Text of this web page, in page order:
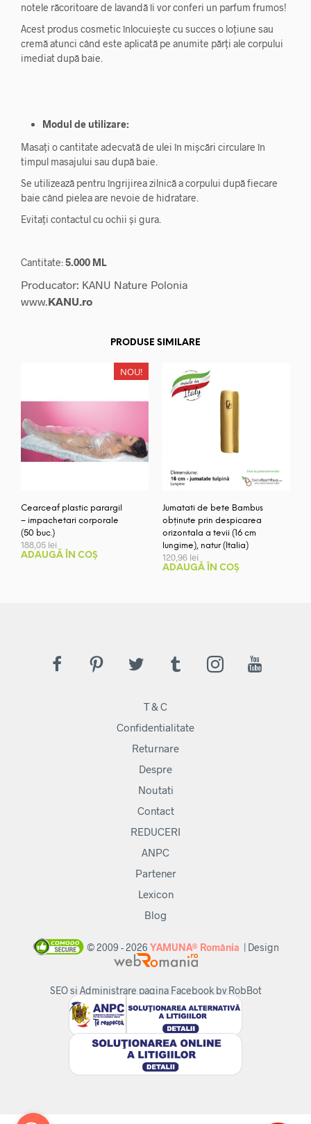
notele răcoritoare de lavandă îi vor conferi un parfum frumos!
Acest produs cosmetic înlocuiește cu succes o loțiune sau
cremă atunci când este aplicată pe anumite părți ale corpului
imediat după baie.
Modul de utilizare:
Masați o cantitate adecvată de ulei în mișcări circulare în
timpul masajului sau după baie.
Se utilizează pentru îngrijirea zilnică a corpului după fiecare
baie când pielea are nevoie de hidratare.
Evitați contactul cu ochii și gura.
Cantitate:5.000 ML
Producator: KANU Nature Polonia
www.KANU.ro
PRODUSE SIMILARE
NOU!
Cearceaf plastic parargil
– impachetari corporale
(50 buc.)
188,05 lei
ADAUGĂ ÎN COȘ
Jumatati de bete Bambus
obținute prin despicarea
orizontala a tevii (16 cm
lungime), natur (Italia)
120,96 lei
ADAUGĂ ÎN COȘ
T & C
Confidentialitate
Returnare
Despre
Noutati
Contact
REDUCERI
ANPC
Partener
Lexicon
Blog
© 2009 - 2026 YAMUNA® România | Design
SEO si Administrare pagina Facebook by RobBot